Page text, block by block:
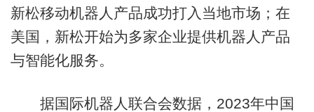
新松移动机器人产品成功打入当地市场；在
美国，新松开始为多家企业提供机器人产品
与智能化服务。
据国际机器人联合会数据，2023年中国